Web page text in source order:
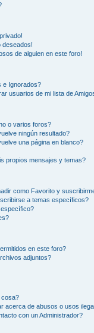
deseados!
de alguien en este foro!
e Ignorados?
usuarios de mi lista de
o varios foros?
ningún resultado?
una página en blanco?
propios mensajes y temas?
como Favorito y
a temas específicos?
en este foro?
adjuntos?
cosa?
acerca de abusos o usos
con un Administrador?